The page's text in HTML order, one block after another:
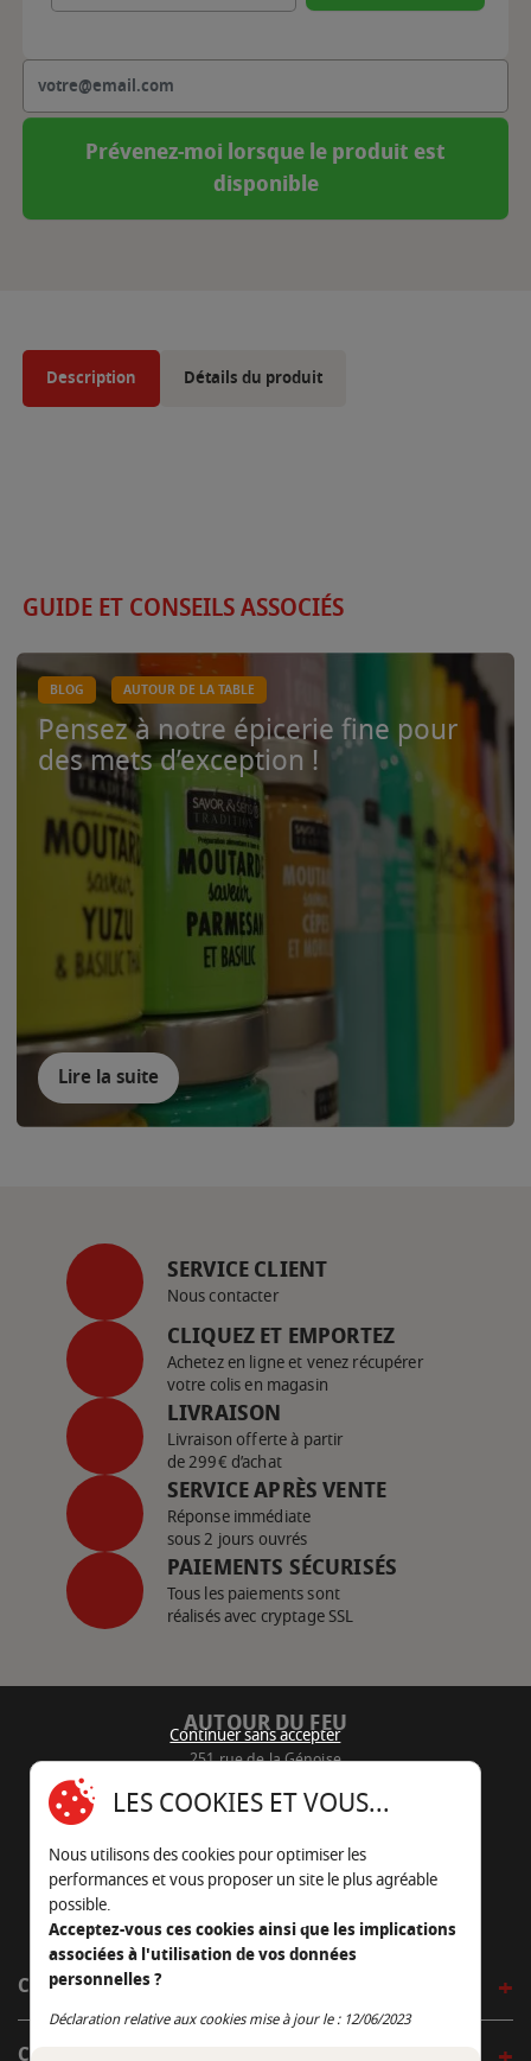
Prévenez-moi lorsque le produit est
disponible
Description Détails du produit
GUIDE ET CONSEILS ASSOCIÉS
BLOG AUTOUR DE LA TABLE
Pensez à notre épicerie fine pour
des mets d’exception !
Lire la suite
SERVICE CLIENT
Nous contacter
CLIQUEZ ET EMPORTEZ
Achetez en ligne et venez récupérer
votre colis en magasin
LIVRAISON
Livraison offerte à partir
de 299€ d’achat
SERVICE APRÈS VENTE
Réponse immédiate
sous 2 jours ouvrés
PAIEMENTS SÉCURISÉS
Tous les paiements sont
réalisés avec cryptage SSL
AUTOUR DU FEU
251 rue de la Génoise
05 45 22 98 09
Nous envoyer un e-mail
CÔTÉ OUTDOOR
Continuer sans accepter
LES COOKIES ET VOUS...
Nous utilisons des cookies pour optimiser les
performances et vous proposer un site le plus agréable
possible.
Acceptez-vous ces cookies ainsi que les implications
associées à l'utilisation de vos données
personnelles ?
Déclaration relative aux cookies mise à jour le : 12/06/2023
Continuer sans accepter